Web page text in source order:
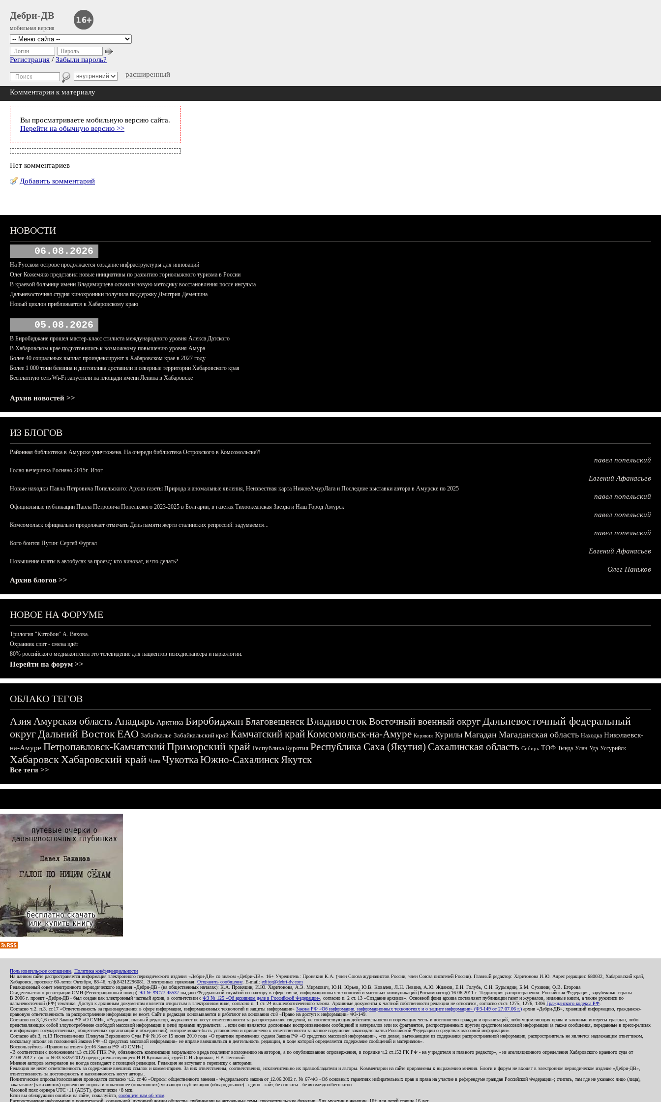
Дебри-ДВ
мобильная версия
расширенный
Логин Пароль
Регистрация / Забыли пароль?
Комментарии к материалу
Вы просматриваете мобильную версию сайта.
Перейти на обычную версию >>
Нет комментариев
Добавить комментарий
НОВОСТИ
06.08.2026
На Русском острове продолжается создание инфраструктуры для инноваций
Олег Кожемяко представил новые инициативы по развитию горнолыжного туризма в России
В краевой больнице имени Владимирцева освоили новую методику восстановления после инсульта
Дальневосточная студия кинохроники получила поддержку Дмитрия Демешина
Новый циклон приближается к Хабаровскому краю
05.08.2026
В Биробиджане прошел мастер-класс стилиста международного уровня Алекса Датского
В Хабаровском крае подготовились к возможному повышению уровня Амура
Более 40 социальных выплат проиндексируют в Хабаровском крае в 2027 году
Более 1 000 тонн бензина и дизтоплива доставили в северные территории Хабаровского края
Бесплатную сеть Wi-Fi запустили на площади имени Ленина в Хабаровске
Архив новостей >>
ИЗ БЛОГОВ
Районная библиотека в Амурске уничтожена. На очереди библиотека Островского в Комсомольске?!
павел попельский
Голая вечеринка Роснано 2015г. Итог.
Евгений Афанасьев
Новые находки Павла Петровича Попельского: Архив газеты Природа и аномальные явления, Неизвестная карта НижнеАмурЛага и Последние выставки автора в Амурске по 2025
павел попельский
Официальные публикации Павла Петровича Попельского 2023-2025 в Болгарии, в газетах Тихоокеанская Звезда и Наш Город Амурск
павел попельский
Комсомольск официально продолжает отмечать День памяти жертв сталинских репрессий: задумаемся...
павел попельский
Кого боится Путин: Сергей Фургал
Евгений Афанасьев
Повышение платы в автобусах за проезд: кто виноват, и что делать?
Олег Паньков
Архив блогов >>
НОВОЕ НА ФОРУМЕ
Трилогия "Китобои" А. Вахова.
Охранник спит - смена идёт
80% российского медиаконтента это телевидение для пациентов психдиспансера и наркологии.
Перейти на форум >>
ОБЛАКО ТЕГОВ
АзияАмурская область Анадырь Арктика БиробиджанБлаговещенскВладивостокВосточный военный округДальневосточный федеральный
округДальний ВостокЕАО Забайкалье Забайкальский край Камчатский крайКомсомольск-на-Амуре Корякия Курилы Магадан Магаданская область Находка Николаевск-
на-Амуре Петропавловск-КамчатскийПриморский край Республика Бурятия Республика Саха (Якутия) Сахалинская область Сибирь ТОФ Тында Улан-Удэ Уссурийск
ХабаровскХабаровский край Чита ЧукоткаЮжно-СахалинскЯкутск
Все теги >>
Пользовательское соглашение Политика конфиденциальности
На данном сайте распространяется информация электронного периодического издания «Дебри-ДВ» со знаком «Дебри-ДВ». 16+ Учредитель: Пронякин К.А. (член Союза журналистов России, член Союза писателей России). Главный редактор: Харитонова И.Ю. Адрес редакции: 680032, Хабаровский край,
Хабаровск, проспект 60-летия Октября, 88-46, т./ф.84212296081. Электронная приемная: Отправить сообщение . E-mail: editor@debri-dv.com
Редакционный совет электронного периодического издания «Дебри-ДВ» (на общественных началах): К.А. Пронякин, И.Ю. Харитонова, А.Э. Мирмович, Ю.Н. Юрьев, Ю.В. Ковалев, Л.Н. Левина, А.Ю. Жданов, Е.Н. Голубь, С.Н. Бурындин, Б.М. Сухинин, О.В. Егорова
Свидетельство о регистрации СМИ (Регистрационный номер) ЭЛ № ФС77-45537 выдано Федеральной службой по надзору в сфере связи, информационных технологий и массовых коммуникаций (Роскомнадзор) 16.06.2011 г. Территория распространения: Российская Федерация, зарубежные страны.
В 2006 г. проект «Дебри-ДВ» был создан как электронный частный архив, в соответствии с ФЗ № 125 «Об архивном деле в Российской Федерации» , согласно п. 2 ст. 13 «Создание архивов». Основной фонд архива составляют публикации газет и журналов, изданные книги, а также рукописи по
дальневосточной (РФ) тематике. Доступ к архивным документам является открытым в электронном виде, согласно п. 1 ст. 24 вышеобозначенного закона. Архивные документы к частной собственности редакции не относятся, согласно ст.ст. 1275, 1276, 1306 Гражданского кодекса РФ
Согласно ч.2. п.3. ст.17 «Ответственность за правонарушения в сфере информации, информационных технологий и защиты информации» Закона РФ «Об информации, информационных технологиях и о защите информации» (ФЗ-149 от 27.07.06 г.) архив «Дебри-ДВ», хранящий информацию, гражданско-
правовую ответственность за распространение информации не несет. Сайт и редакция основываются и работают на основании ст.8 «Право на доступ к информации» ФЗ-149.
Согласно пп.3,4,6 ст.57 Закона РФ «О СМИ», «Редакция, главный редактор, журналист не несут ответственности за распространение сведений, не соответствующих действительности и порочащих честь и достоинство граждан и организаций, либо ущемляющих права и законные интересы граждан, либо
представляющих собой злоупотребление свободой массовой информации и (или) правами журналиста: ...если они являются дословным воспроизведением сообщений и материалов или их фрагментов, распространенных другим средством массовой информации (а также сообщения, переданные в пресс-релизах
и информация государственных, общественных организаций и объединений), которое может быть установлено и привлечено к ответственности за данное нарушение законодательства Российской Федерации о средствах массовой информации».
Согласно абз.3, п.13 Постановления Пленума Верховного Суда РФ №16 от 15 июня 2010 года «О практике применения судами Закона РФ «О средствах массовой информации», «по делам, вытекающим из содержания распространенной информации, распространитель не является надлежащим ответчиком,
поскольку исходя из положений Закона РФ «О средствах массовой информации» не вправе вмешиваться в деятельность редакции, в ходе которой определяется содержание сообщений и материалов».
Воспользуйтесь «Правом на ответ» (ст.46 Закона РФ «О СМИ»).
«В соответствии с положением ч.3 ст.196 ГПК РФ, обязанность компенсации морального вреда подлежит возложению на авторов, а по опубликованию опровержения, в порядке ч.2 ст.152 ГК РФ - на учредителя и главного редактор», - из апелляционного определения Хабаровского краевого суда от
22.08.2012 г. (дело №33-5325/2012) председательствующего И.И.Куликовой, судей С.И.Дорожко, Н.В.Пестовой.
Мнения авторов материалов не всегда совпадают с позицией редакции. Редакция не вступает в переписку с авторами.
Редакция не несет ответственность за содержание внешних ссылок и комментариев. За них ответственны, соответственно, исключительно их правообладатели и авторы. Комментарии на сайте приравнены к выражению мнения. Блоги и форум не входят в электронное периодическое издание «Дебри-ДВ»,
ответственность за достоверность и наполняемость несут авторы.
Политические опросы/голосования проводятся согласно ч.2. ст.46 «Опросы общественного мнения» Федерального закона от 12.06.2002 г. № 67-ФЗ «Об основных гарантиях избирательных прав и права на участие в референдуме граждан Российской Федерации»; считать, там где не указано: лицо (лица),
заказавшее (заказавших) проведение опроса и оплатившее (оплативших) указанную публикацию (обнародование) - едино - сайт, без оплаты - безвозмездно/бесплатно.
Часовой пояс сервера UTC+11 (AEST), фактически +8 мск.
Если вы обнаружили ошибки на сайте, пожалуйста, сообщите нам об этом
Распространение информации о политической, социальной, духовной жизни общества, публикации на актуальные темы, просветительские функции. Для мужчин и женщин. 16+ для детей старше 16 лет.